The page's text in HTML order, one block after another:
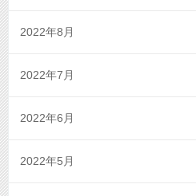
2022年8月
2022年7月
2022年6月
2022年5月